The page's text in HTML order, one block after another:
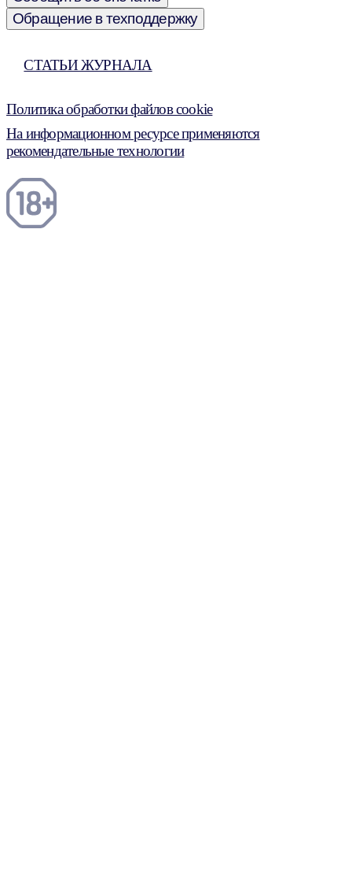
Обращение в техподдержку
СТАТЬИ ЖУРНАЛА
Политика обработки файлов cookie
На информационном ресурсе применяются
рекомендательные технологии